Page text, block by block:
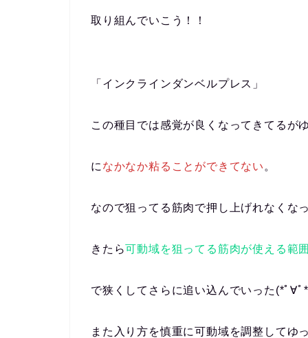
取り組んでいこう！！
「インクラインダンベルプレス」
この種目では感覚が良くなってきてるが
に なかなか粘ることができてない 。
なので狙ってる筋肉で押し上げれなくな
きたら可動域を狙ってる筋肉が使える範囲
で狭くしてさらに追い込んでいった(*ﾟ∀ﾟ
また入り方を慎重に可動域を調整してゆっ